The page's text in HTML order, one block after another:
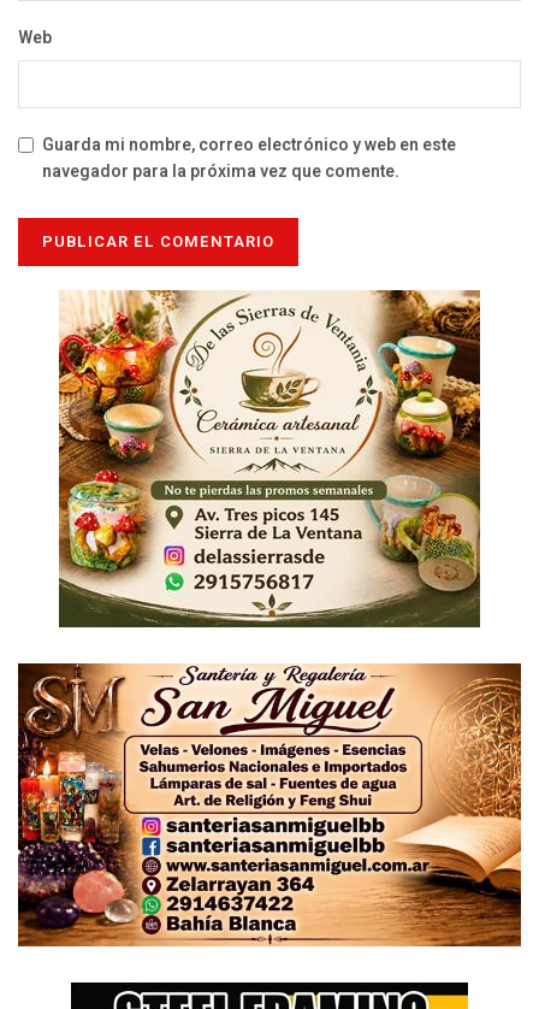
Web
Guarda mi nombre, correo electrónico y web en este
navegador para la próxima vez que comente.